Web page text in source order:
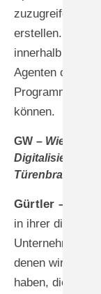
zuzugreifen und
erstellen. Unser
innerhalb der
Agenten ohne
können.
GW –Wie
Türenbranche?
Gürtler –
in ihrer digitalen
Unternehmen,
denen wir in der
haben, die